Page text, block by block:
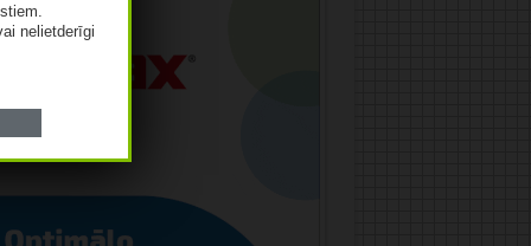
nelietderīgi